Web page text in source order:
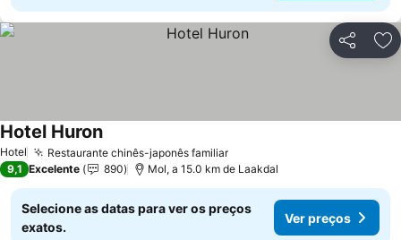
Partilhar
Hotel Restaurante chinês-japonês familiarVer preços
Hotel HuronVer preços
9,1 Excelente 890 Mol, a 15.0 km de Laakdal
Selecione as datas para ver os preços
exatos.
Ver preços